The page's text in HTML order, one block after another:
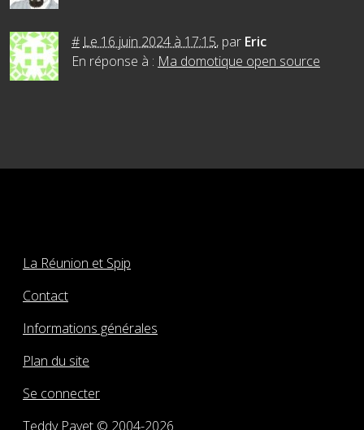
# Le 16 juin 2024 à 17:15, par Eric
En réponse à : Ma domotique open source
La Réunion et Spip
Contact
Informations générales
Plan du site
Se connecter
Teddy Payet © 2004-2026